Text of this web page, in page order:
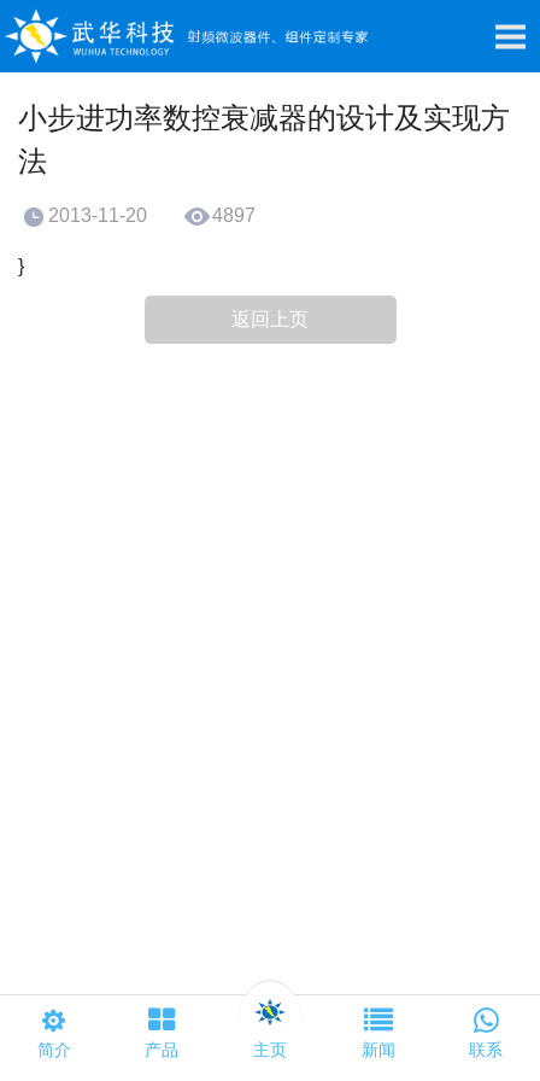
小步进功率数控衰减器的设计及实现方
法
2013-11-20 4897
}
返回上页
简介 产品 主页 新闻 联系